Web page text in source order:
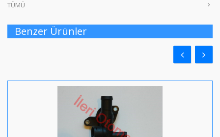
TÜMÜ
Benzer Ürünler